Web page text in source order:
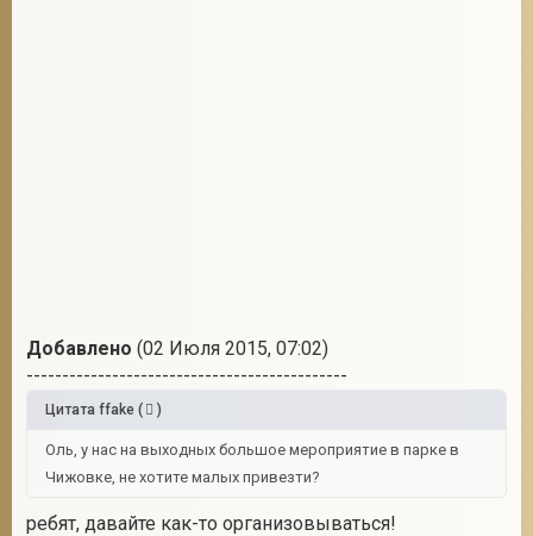
Добавлено (02 Июля 2015, 07:02)
---------------------------------------------
Цитата ffake ( )
Оль, у нас на выходных большое мероприятие в парке в
Чижовке, не хотите малых привезти?
ребят, давайте как-то организовываться!